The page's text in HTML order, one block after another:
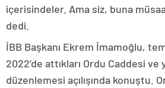
içerisindeler. Ama siz, buna
dedi.
İBB Başkanı Ekrem İmamoğlu,
2022’de attıkları Ordu Caddesi ve
düzenlemesi açılışında konuştu.